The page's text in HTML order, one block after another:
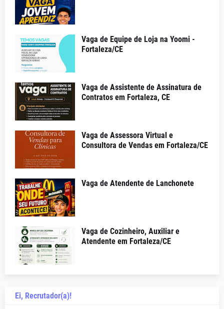
Vaga de Equipe de Loja na Yoomi -
Fortaleza/CE
Vaga de Assistente de Assinatura de
Contratos em Fortaleza, CE
Vaga de Assessora Virtual e
Consultora de Vendas em Fortaleza/CE
Vaga de Atendente de Lanchonete
Vaga de Cozinheiro, Auxiliar e
Atendente em Fortaleza/CE
Ei, Recrutador(a)!